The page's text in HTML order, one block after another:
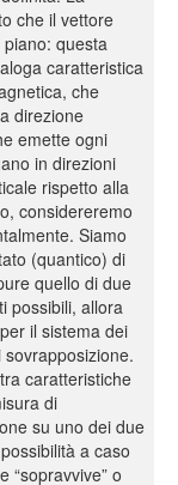
che il vettore
questa
caratteristica
che
direzione
emette ogni
in direzioni
rispetto alla
considereremo
Siamo
(quantico) di
quello di due
possibili, allora
il sistema dei
caratteristiche
di
su uno dei due
a caso
“sopravvive” o